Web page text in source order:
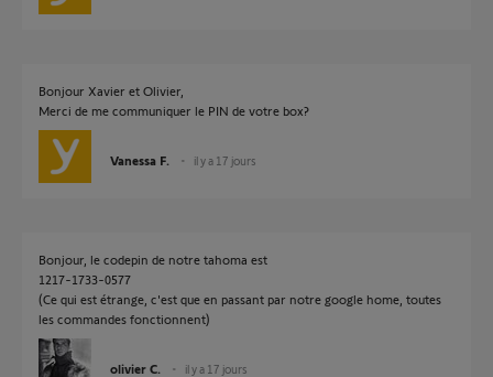
Bonjour Xavier et Olivier,
Merci de me communiquer le PIN de votre box?
Vanessa F. il y a 17 jours
Bonjour, le codepin de notre tahoma est
1217-1733-0577
(Ce qui est étrange, c'est que en passant par notre google home, toutes
les commandes fonctionnent)
olivier C. il y a 17 jours